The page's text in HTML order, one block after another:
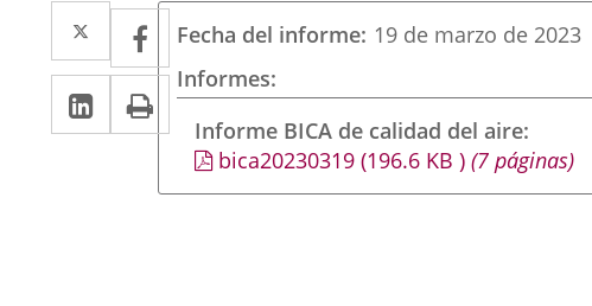
Twitter
Enlace
a
una
aplicación
externa.
Facebook
Enlace
a
una
aplicación
externa.
LinkedIn
Enlace
a
Imprimir
Fecha del informe 19 de marzo de 2023
Informes
Informe BICA de calidad del aire
bica20230319(196.6 KB )(7 páginas)